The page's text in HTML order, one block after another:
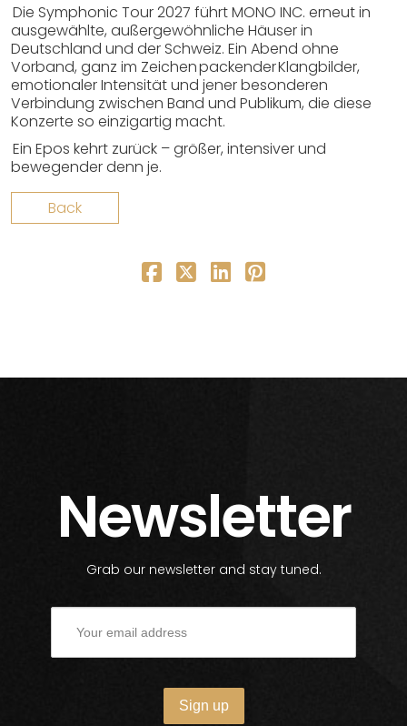
Die Symphonic Tour 2027 führt MONO INC. erneut in
ausgewählte, außergewöhnliche Häuser in
Deutschland und der Schweiz. Ein Abend ohne
Vorband, ganz im Zeichen packender Klangbilder,
emotionaler Intensität und jener besonderen
Verbindung zwischen Band und Publikum, die diese
Konzerte so einzigartig macht.
Ein Epos kehrt zurück – größer, intensiver und
bewegender denn je.
Back
Newsletter
Grab our newsletter and stay tuned.